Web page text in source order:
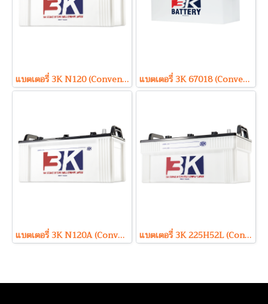
แบตเตอรี่ 3K N120 (Conventional Type) 12V 120Ah แบตเตอรี่ 3K 67018 (Conventional Type) 12V 180Ah
แบตเตอรี่ 3K N120A (Conventional Type) 12V 110Ah แบตเตอรี่ 3K 225H52L (Conventional Type) 12V 220Ah